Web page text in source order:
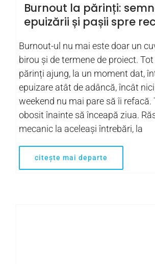
Burnout la părinți:
epuizării și pașii spre
Burnout-ul nu mai este doar un
birou și de termene de proiect.
părinți ajung, la un moment dat,
epuizare atât de adâncă, încât
weekend nu mai pare să îi refacă.
obosit înainte să înceapă ziua.
mecanic la aceleași întrebări, la
citește mai departe